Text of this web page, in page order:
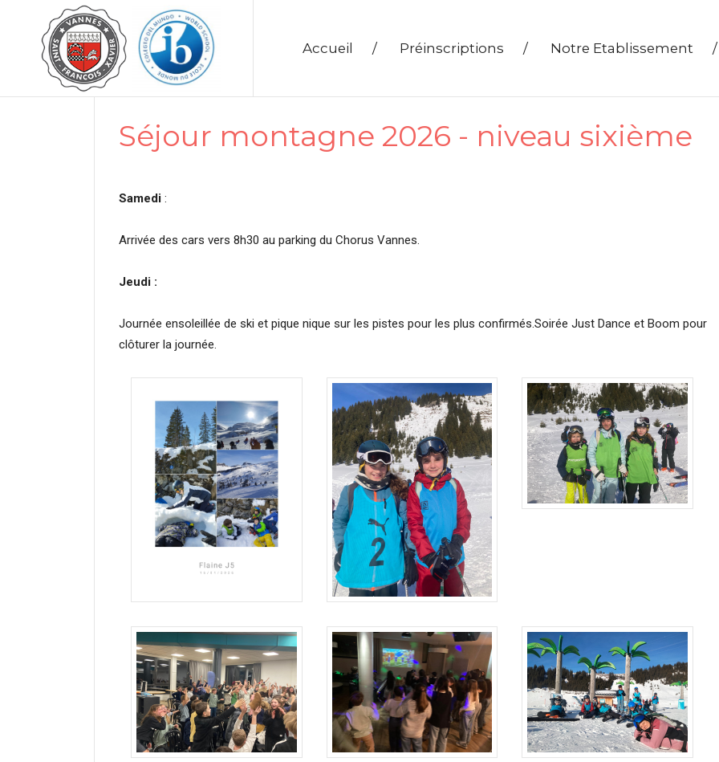
Accueil / Préinscriptions / Notre Etablissement /
Séjour montagne 2026 - niveau sixième
Samedi :
Arrivée des cars vers 8h30 au parking du Chorus Vannes.
Jeudi :
Journée ensoleillée de ski et pique nique sur les pistes pour les plus confirmés.Soirée Just Dance et Boom pour
clôturer la journée.